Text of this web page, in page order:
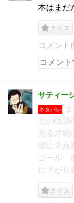
本はまだ
ナイス
コメント
サティー
ネタバレ
北の軌
光る才
梁山２点
ゴール
に下が
ナイス